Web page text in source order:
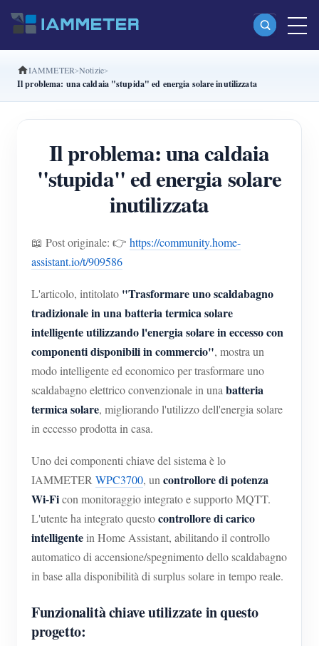
Prodotti
Misuratore di energia Wi-Fi trifase (WEM3080T)
Misuratore di energia Wi-Fi trifase (WEM3046T)
Misuratore di energia Wi-Fi trifase (WEM3050T)
Controller di potenza WiFi
IAMMETER Cloud Pro
Servizio self-hosting
Simulatore IAMMETER
Misuratore virtuale
Sistema di previsione e simulazione energetica
Applicazioni
Monitor energetico per sistema solare FV
Monitor del consumo elettrico
Sistema di controllo del riscaldatore FV
Domotica
Monitoraggio energetico della fabbrica
Negozio
Risorse
Guida rapida del prodotto
Documentazione
Video tutorial
FAQ
Notizie
Community
Programma contributori
Centro contributori
Attività IAMMETER
Forum
Soluzioni
Contatto
Chi siamo
IAMMETER Notizie
Il problema: una caldaia "stupida" ed energia solare inutilizzata
Il problema: una caldaia
"stupida" ed energia solare
inutilizzata
📖 Post originale: 👉 https://community.home-
assistant.io/t/909586
L'articolo, intitolato "Trasformare uno scaldabagno
tradizionale in una batteria termica solare
intelligente utilizzando l'energia solare in eccesso con
componenti disponibili in commercio", mostra un
modo intelligente ed economico per trasformare uno
scaldabagno elettrico convenzionale in unabatteria
termica solare, migliorando l'utilizzo dell'energia solare
in eccesso prodotta in casa.
Uno dei componenti chiave del sistema è lo
IAMMETERWPC3700, uncontrollore di potenza
Wi-Ficon monitoraggio integrato e supporto MQTT.
L'utente ha integrato questocontrollore di carico
intelligentein Home Assistant, abilitando il controllo
automatico di accensione/spegnimento dello scaldabagno
in base alla disponibilità di surplus solare in tempo reale.
Funzionalità chiave utilizzate in questo
progetto: